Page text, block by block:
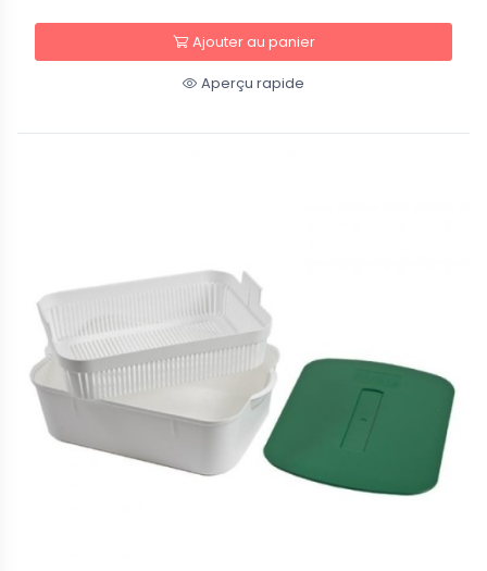
Ajouter au panier
Aperçu rapide